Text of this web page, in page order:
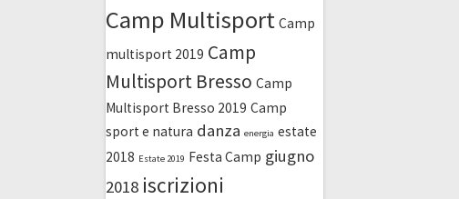
Camp Multisport Camp
multisport 2019 Camp
Multisport Bresso Camp
Multisport Bresso 2019 Camp
sport e natura danza energia estate
2018 Estate 2019 Festa Camp giugno
2018 iscrizioni